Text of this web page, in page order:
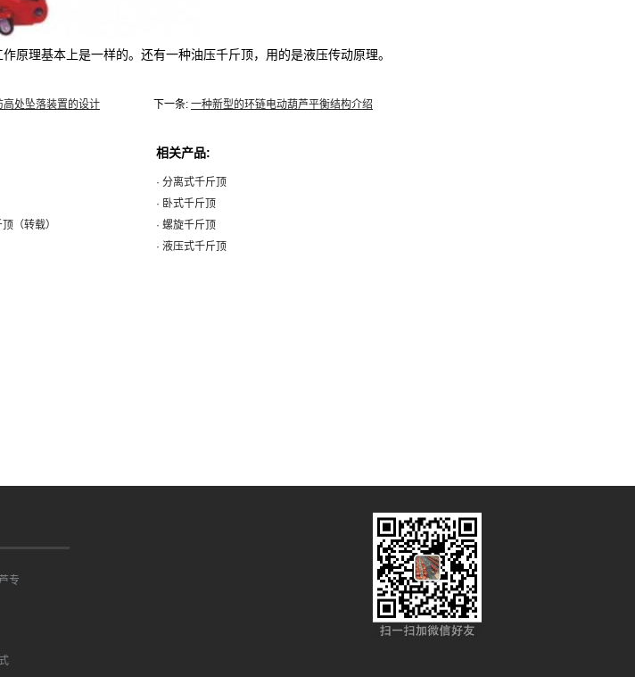
原理基本上是一样的。还有一种油压千斤顶，用的是液压传动原理。
高处坠落装置的设计 下一条: 一种新型的环链电动葫芦平衡结构介绍
（转载）
相关产品:
· 分离式千斤顶
· 卧式千斤顶
· 螺旋千斤顶
· 液压式千斤顶
专